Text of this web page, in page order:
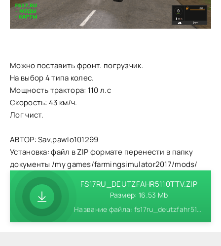
Можно поставить фронт. погрузчик.
На выбор 4 типа колес.
Мощность трактора: 110 л.с
Скорость: 43 км/ч.
Лог чист.
АВТОР: Sav,pawlo101299
Установка: файл в ZIP формате перенести в папку
документы /my games/farmingsimulator2017/mods/
FS17RU_DEUTZFAHR5110TTV.ZIP
Размер: 16.53 Mb
Название файла: fs17ru_deutzfahr5110ttv.zip